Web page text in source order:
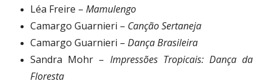
Léa Freire – Mamulengo
Camargo Guarnieri – Canção Sertaneja
Camargo Guarnieri – Dança Brasileira
Sandra Mohr – Impressões Tropicais: Dança da
Floresta